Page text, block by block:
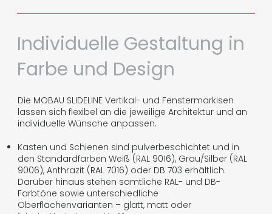
Individuelle Gestaltung in
Farbe und Design
Die MOBAU SLIDELINE Vertikal- und Fenstermarkisen
lassen sich flexibel an die jeweilige Architektur und an
individuelle Wünsche anpassen.
Kasten und Schienen sind pulverbeschichtet und in
den Standardfarben Weiß (RAL 9016), Grau/Silber (RAL
9006), Anthrazit (RAL 7016) oder DB 703 erhältlich.
Darüber hinaus stehen sämtliche RAL- und DB-
Farbtöne sowie unterschiedliche
Oberflächenvarianten – glatt, matt oder